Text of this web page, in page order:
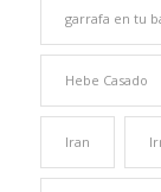
garrafa en tu
Hebe Casado
Iran